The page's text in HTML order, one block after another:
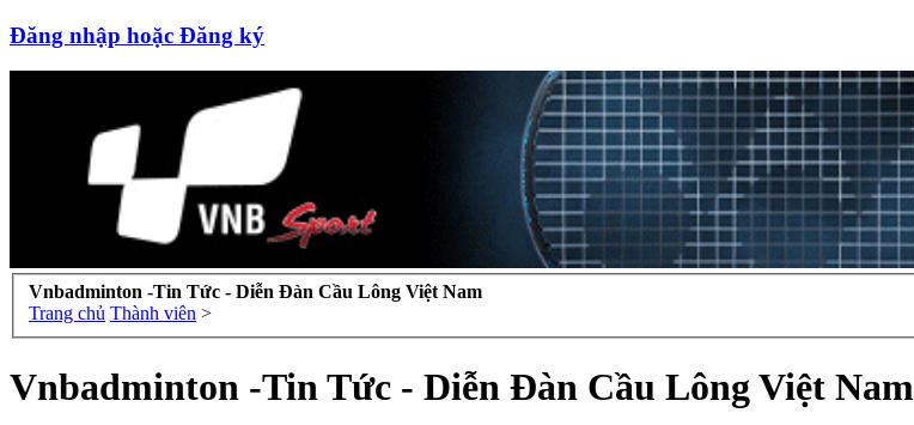
Đăng nhập hoặc Đăng ký
Vnbadminton -Tin Tức - Diễn Đàn Cầu Lông Việt Nam
Trang chủ Thành viên >
Vnbadminton -Tin Tức - Diễn Đàn Cầu Lông Việt Nam